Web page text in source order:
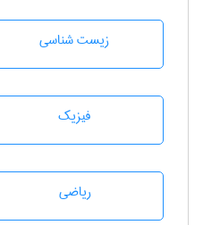
زيست شناسی
فیزیک
رياضی